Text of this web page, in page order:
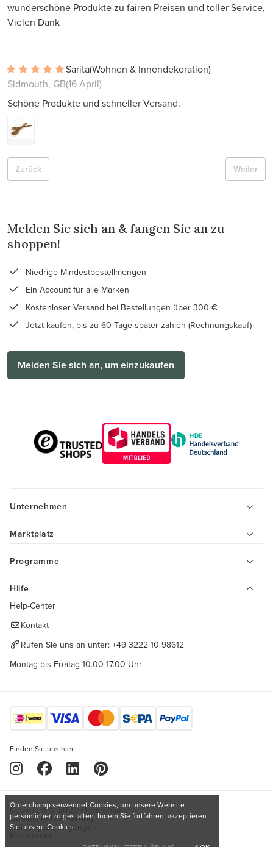
wunderschöne Produkte zu fairen Preisen und toller Service,
Vielen Dank
Sarita(Wohnen & Innendekoration)
Sidmouth, GB(16 April)
Schöne Produkte und schneller Versand.
Weiter
Zurück
Melden Sie sich an & fangen Sie an zu
shoppen!
Niedrige Mindestbestellmengen
Ein Account für alle Marken
Kostenloser Versand bei Bestellungen über 300 €
Jetzt kaufen, bis zu 60 Tage später zahlen (Rechnungskauf)
Melden Sie sich an, um einzukaufen
Unternehmen
Marktplatz
Programme
Hilfe
Help-Center
Kontakt
Rufen Sie uns an unter: +49 3222 10 98612
Montag bis Freitag 10.00-17.00 Uhr
Finden Sie uns hier
Copyright © 2026 Orderchamp
Datenschutzerklärung
Nutzungsbedingungen
Orderchamp verwendet Cookies, um unsere Website
persönlicher zu gestalten. Indem Sie fortfahren, akzeptieren
Sie unsere Cookies.